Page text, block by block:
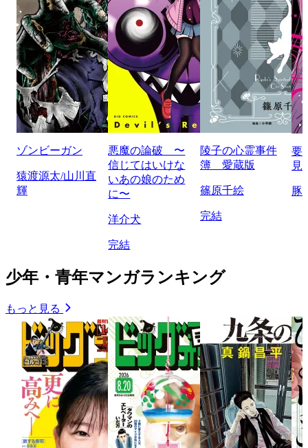
ゾンビーガン
猿渡源太/山川直
輝
悪魔の論破 〜
信じてはいけな
いあの娘のため
に〜
洋介犬
完結
陵子の心霊事件
簿 愛蔵版
篠原千絵
完結
要
見
豚
少年・青年マンガランキング
もっと見る